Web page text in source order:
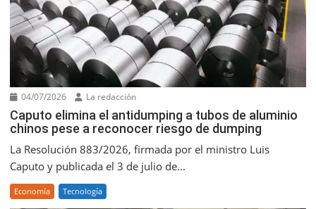
04/07/2026 La redacción
Caputo elimina el antidumping a tubos de aluminio
chinos pese a reconocer riesgo de dumping
La Resolución 883/2026, firmada por el ministro Luis
Caputo y publicada el 3 de julio de...
Economía Tecnología